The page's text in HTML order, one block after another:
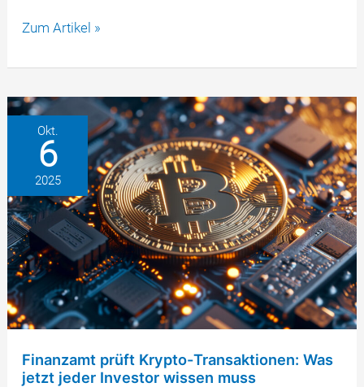
Einbürgerung
3
Geplante
Abschaffung
2025
Das
sollten
Betroffene
wissen
Zum Artikel »
Okt.
6
2025
Finanzamt prüft Krypto-Transaktionen: Was
jetzt jeder Investor wissen muss